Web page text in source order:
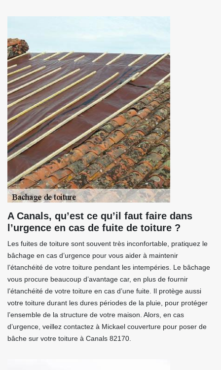
A Canals, qu’est ce qu’il faut faire dans
l’urgence en cas de fuite de toiture ?
Les fuites de toiture sont souvent très inconfortable, pratiquez le
bâchage en cas d’urgence pour vous aider à maintenir
l’étanchéité de votre toiture pendant les intempéries. Le bâchage
vous procure beaucoup d’avantage car, en plus de fournir
l’étanchéité de votre toiture en cas d’une fuite. Il protège aussi
votre toiture durant les dures périodes de la pluie, pour protéger
l’ensemble de la structure de votre maison. Alors, en cas
d’urgence, veillez contactez à Mickael couverture pour poser de
bâche sur votre toiture à Canals 82170.